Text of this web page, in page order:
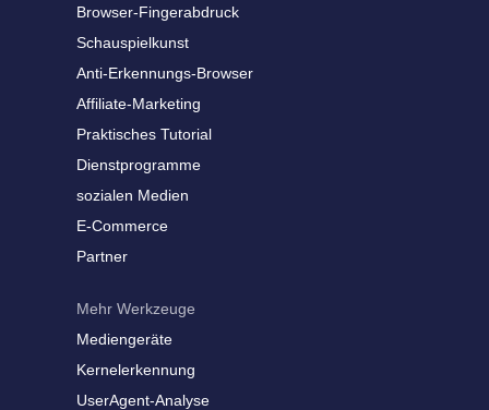
Browser-Fingerabdruck
Schauspielkunst
Anti-Erkennungs-Browser
Affiliate-Marketing
Praktisches Tutorial
Dienstprogramme
sozialen Medien
E-Commerce
Partner
Mehr Werkzeuge
Mediengeräte
Kernelerkennung
UserAgent-Analyse